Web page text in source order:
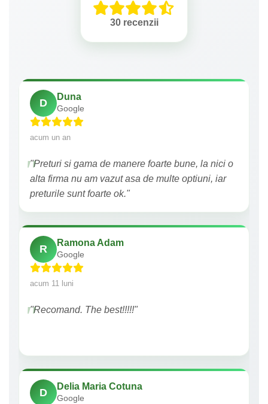
30 recenzii
D
Duna
Google
acum un an
"Preturi si gama de manere foarte bune, la nici o
alta firma nu am vazut asa de multe optiuni, iar
preturile sunt foarte ok."
R
Ramona Adam
Google
acum 11 luni
"Recomand. The best!!!!!"
D
Delia Maria Cotuna
Google